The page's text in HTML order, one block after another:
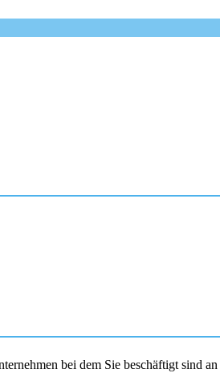
bei dem Sie beschäftigt sind an